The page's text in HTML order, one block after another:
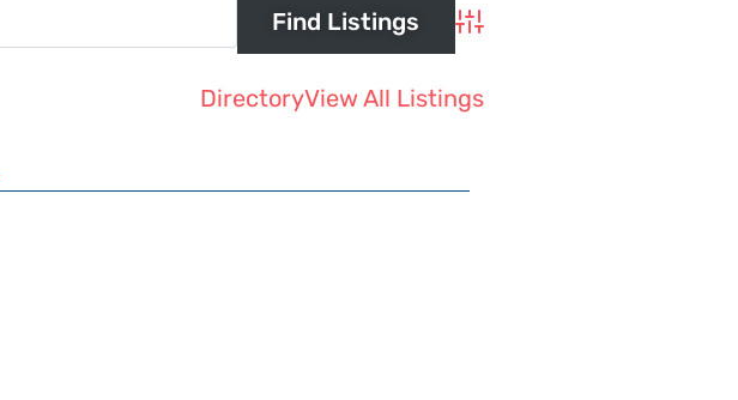
Advanced Search
DirectoryView All Listings